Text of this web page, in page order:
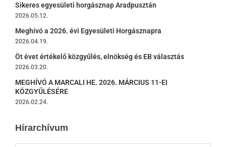
Sikeres egyesületi horgásznap Aradpusztán
2026.05.12.
Meghívó a 2026. évi Egyesületi Horgásznapra
2026.04.19.
Öt évet értékelő közgyűlés, elnökség és EB választás
2026.03.20.
MEGHÍVÓ A MARCALI HE. 2026. MÁRCIUS 11-EI
KÖZGYŰLÉSÉRE
2026.02.24.
Hírarchívum